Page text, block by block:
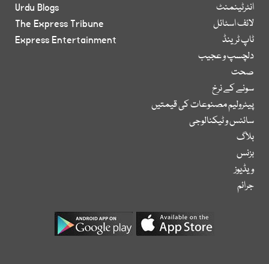
انٹرٹینمنٹ
لائف اسٹائل
ٹاپ ٹرینڈ
دلچسپ و عجیب
صحت
سونے کے نرخ
پیٹرولیم مصنوعات کی قیمتیں
سائنس و ٹیکنالوجی
بلاگ
بزنس
ویڈیوز
جرائم
Urdu Blogs
The Express Tribune
Express Entertainment